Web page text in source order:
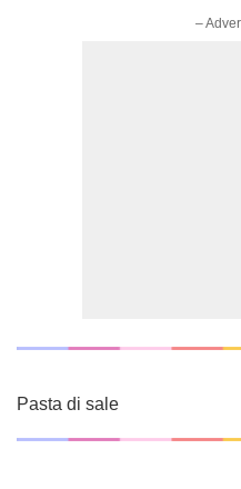
–
Pasta di sale